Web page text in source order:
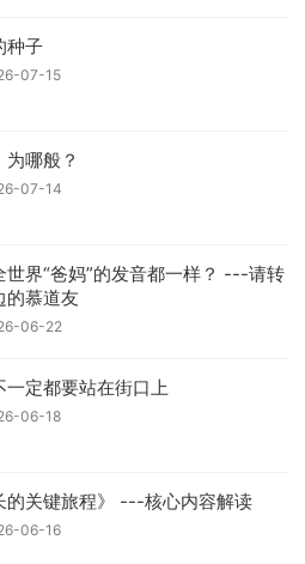
种子
07-15
哪般？
07-14
世界“爸妈”的发音都一样？ ---请转
的慕道友
06-22
一定都要站在街口上
06-18
的关键旅程》 ---核心内容解读
06-16